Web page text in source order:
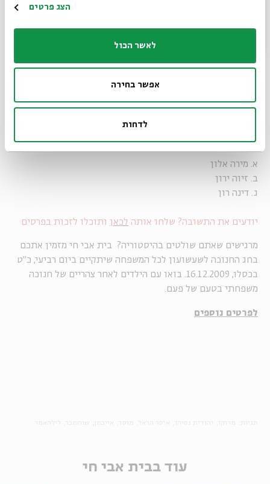
הצג פרטים
לאשר הכול
אפשר בחירה
לדחות
תחקיר: חנן צוקר
יהודית נסיהו היתה סוכנת מוסד שהשתתפה במבצע הלכידה
של אדולף אייכמן. מה היה כינויה במבצע?
א. מירה אלון
ב. זיוה ירון
ג. דינה רון
יודעים את התשובה? שלחו אותה לכאן ותוכלו לזכות בפרסים
מרגישים שאתם שולטים בהיסטוריה? בית אבי חי מזמין אתכם
בחג החנוכה לשעשועון לכל המשפחה שיתקיים ביום רביעי, כ"ט
בכסלו, 16.12.2009. בואו עם הילדים לאחר צהריים של חנוכה
משפחתי בטעם של פעם.
לפרטים נוספים
עוד בבית אבי חי